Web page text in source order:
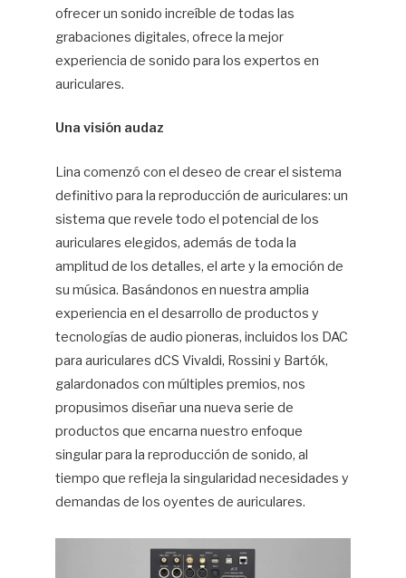
ofrecer un sonido increíble de todas las
grabaciones digitales, ofrece la mejor
experiencia de sonido para los expertos en
auriculares.
Una visión audaz
Lina comenzó con el deseo de crear el sistema
definitivo para la reproducción de auriculares: un
sistema que revele todo el potencial de los
auriculares elegidos, además de toda la
amplitud de los detalles, el arte y la emoción de
su música. Basándonos en nuestra amplia
experiencia en el desarrollo de productos y
tecnologías de audio pioneras, incluidos los DAC
para auriculares dCS Vivaldi, Rossini y Bartók,
galardonados con múltiples premios, nos
propusimos diseñar una nueva serie de
productos que encarna nuestro enfoque
singular para la reproducción de sonido, al
tiempo que refleja la singularidad necesidades y
demandas de los oyentes de auriculares.